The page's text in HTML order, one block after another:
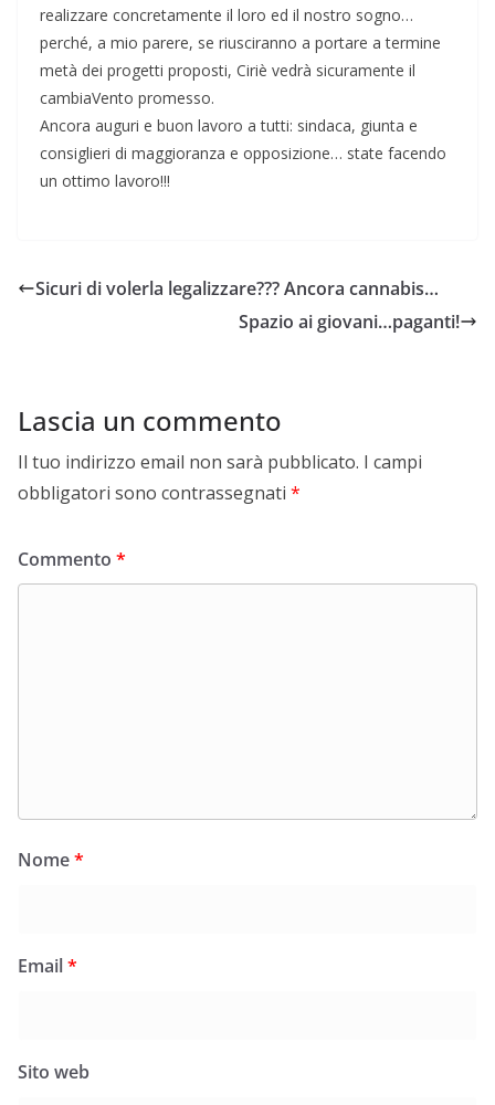
realizzare concretamente il loro ed il nostro sogno…
perché, a mio parere, se riusciranno a portare a termine
metà dei progetti proposti, Ciriè vedrà sicuramente il
cambiaVento promesso.
Ancora auguri e buon lavoro a tutti: sindaca, giunta e
consiglieri di maggioranza e opposizione… state facendo
un ottimo lavoro!!!
Sicuri di volerla legalizzare??? Ancora cannabis…
Spazio ai giovani…paganti!
Lascia un commento
Il tuo indirizzo email non sarà pubblicato. I campi
obbligatori sono contrassegnati *
Commento *
Nome*
Email*
Sito web